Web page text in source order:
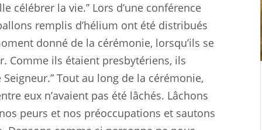
célébrer la vie.” Lors d’une conférence
remplis d’hélium ont été distribués
donné de la cérémonie, lorsqu’ils se
Comme ils étaient presbytériens, ils
Tout au long de la cérémonie,
eux n’avaient pas été lâchés. Lâchons
peurs et nos préoccupations et sautons